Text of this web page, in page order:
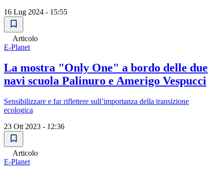
16 Lug 2024 - 15:55
Articolo
E-Planet
La mostra "Only One" a bordo delle due
navi scuola Palinuro e Amerigo Vespucci
Sensibilizzare e far riflettere sull’importanza della transizione
ecologica
23 Ott 2023 - 12:36
Articolo
E-Planet